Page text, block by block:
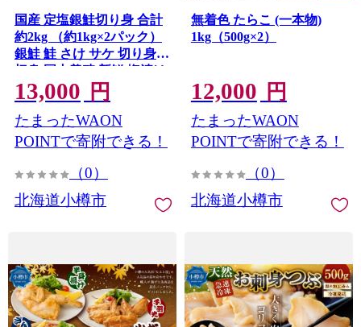
国産 定塩銀鮭切り身 合計
約2kg （約1kg×2パック）
銀鮭 鮭 さけ サケ 切り身
切身 国内養殖 新鮮 塩漬け
冷凍
13,000 円
たまったWAON
POINTで寄附できる！
（0）
北海道小樽市
無着色 たらこ (一本物)
1kg（500g×2）
12,000 円
たまったWAON
POINTで寄附できる！
（0）
北海道小樽市